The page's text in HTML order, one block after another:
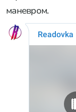
маневром.